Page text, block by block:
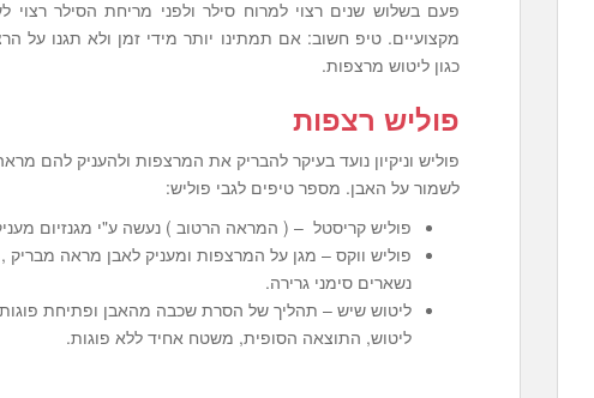
פעם בשלוש שנים רצוי למרוח סילר ולפני מריחת הסילר רצוי
מקצועיים. טיפ חשוב: אם תמתינו יותר מידי זמן ולא תגנו על
כגון ליטוש מרצפות.
פוליש רצפות
פוליש וניקיון נועד בעיקר להבריק את המרצפות ולהעניק להם
לשמור על האבן. מספר טיפים לגבי פוליש:
פוליש קריסטל – ( המראה הרטוב ) נעשה ע"י מגנזיום
פוליש ווקס – מגן על המרצפות ומעניק לאבן מראה
נשארים סימני גרירה.
ליטוש שיש – תהליך של הסרת שכבה מהאבן ופתיחת
ליטוש, התוצאה הסופית, משטח אחיד ללא פוגות.